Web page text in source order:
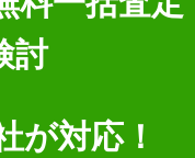
討
が対応！